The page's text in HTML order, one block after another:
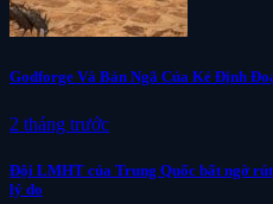
Godforge Và Bản Ngã Của Kẻ Định
2 tháng trước
Đội LMHT của Trung Quốc bất ngờ
lý do